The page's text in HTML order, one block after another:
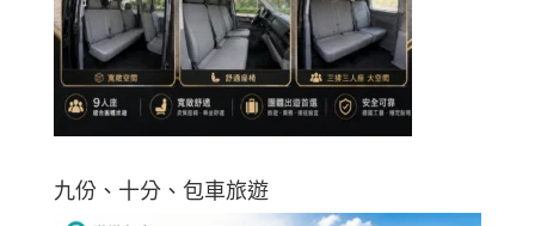
九份、十分、包車旅遊